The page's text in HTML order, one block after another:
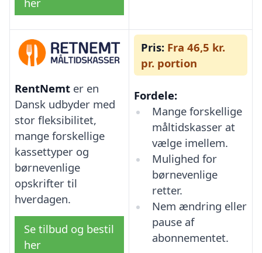
RentNemt er en
Dansk udbyder med
stor fleksibilitet,
mange forskellige
kassettyper og
børnevenlige
opskrifter til
hverdagen.
Se tilbud og bestil
her
Pris: Fra 46,5 kr.
pr. portion
Fordele:
Mange forskellige
måltidskasser at
vælge imellem.
Mulighed for
børnevenlige
retter.
Nem ændring eller
pause af
abonnementet.